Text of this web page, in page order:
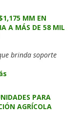
MM EN
A MÁS DE 58 MIL
brinda soporte
PARA
AGRÍCOLA